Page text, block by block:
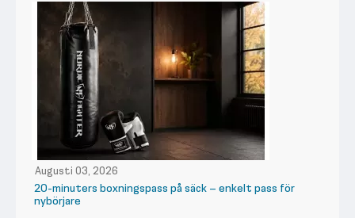
Augusti 03, 2026
20-minuters boxningspass på säck – enkelt pass för
nybörjare